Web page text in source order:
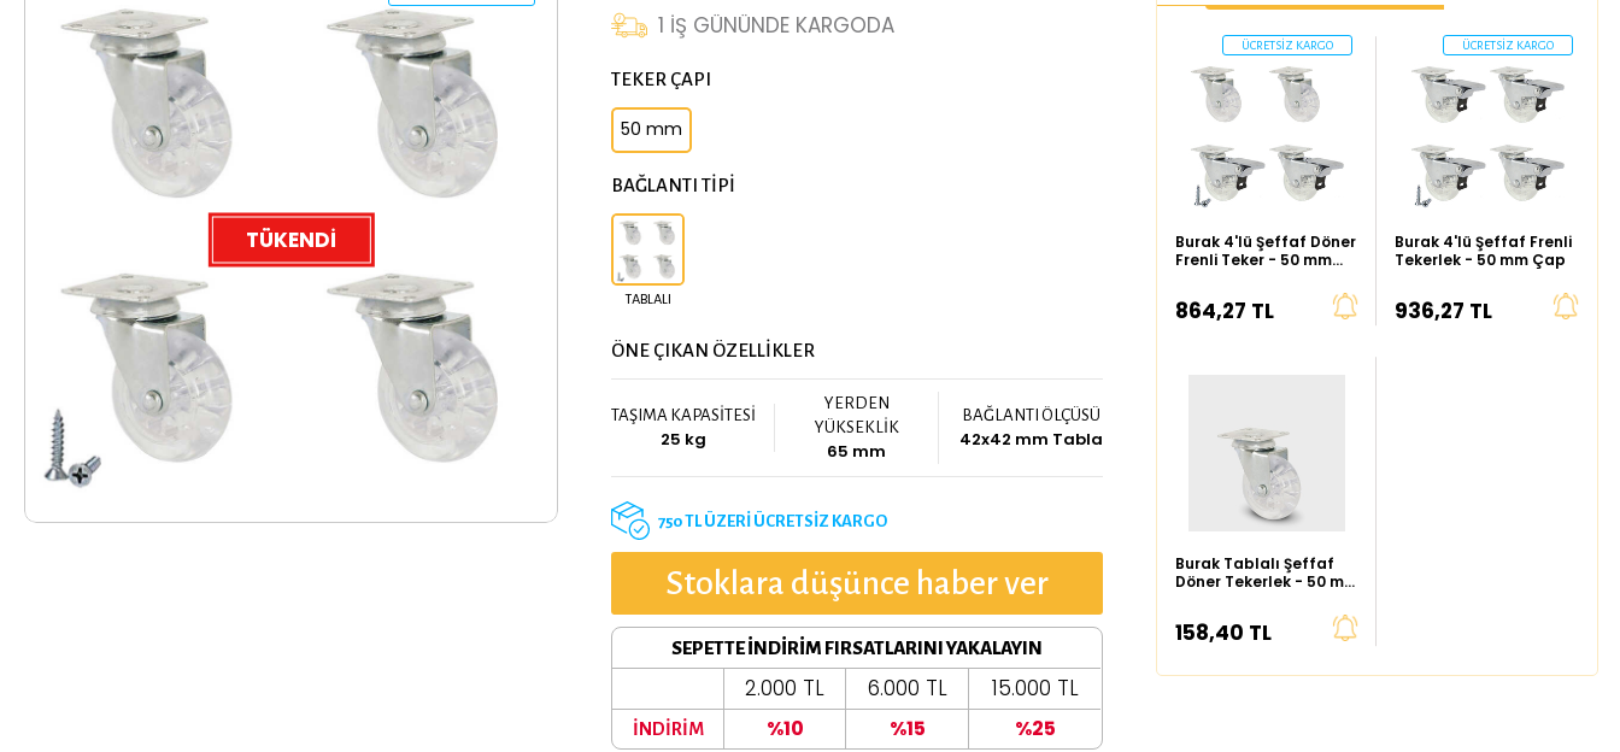
TÜKENDI
1 İŞ GÜNÜNDE KARGODA
TEKER ÇAPI
50 mm
BAĞLANTI TİPİ
TABLALI
ÖNE ÇIKAN ÖZELLİKLER
TAŞIMA KAPASİTESİ
25 kg
YERDEN
YÜKSEKLİK
65 mm
BAĞLANTI ÖLÇÜSÜ
42x42 mm Tabla
750 TL ÜZERİ ÜCRETSİZ KARGO
Stoklara düşünce haber ver
SEPETTE İNDİRİM FIRSATLARINI YAKALAYIN
2.000 TL 6.000 TL 15.000 TL
İNDİRİM %10 %15 %25
ÜCRETSİZ KARGO
Burak 4'lü Şeffaf Döner
Frenli Teker - 50 mm
864,27 TL
ÜCRETSİZ KARGO
Burak 4'lü Şeffaf Frenli
Tekerlek - 50 mm Çap
936,27 TL
Burak Tablalı Şeffaf
Döner Tekerlek - 50 mm
158,40 TL